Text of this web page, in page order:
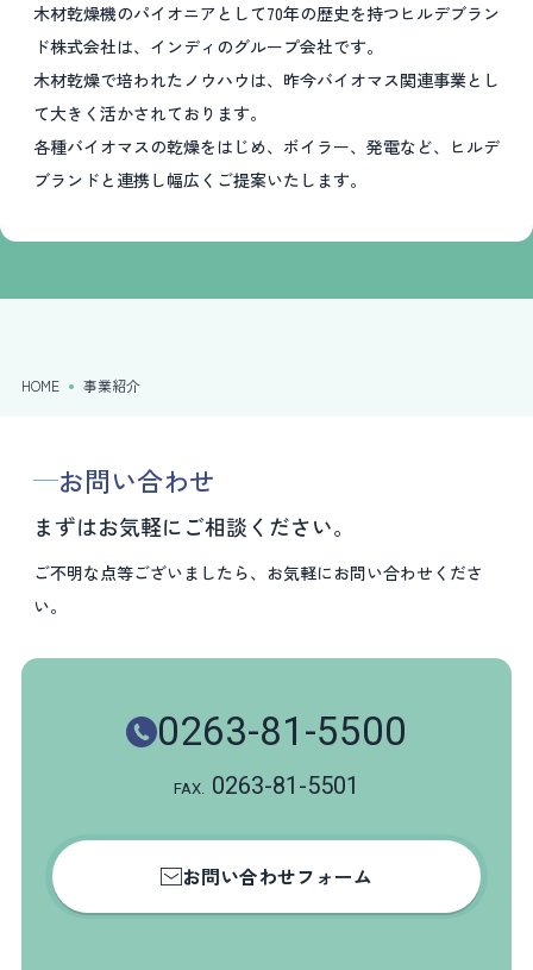
木材乾燥機のパイオニアとして70年の歴史を持つヒルデブラン
ド株式会社は、インディのグループ会社です。
木材乾燥で培われたノウハウは、昨今バイオマス関連事業とし
て大きく活かされております。
各種バイオマスの乾燥をはじめ、ボイラー、発電など、ヒルデ
ブランドと連携し幅広くご提案いたします。
HOME 事業紹介
お問い合わせ
まずはお気軽にご相談ください。
ご不明な点等ございましたら、お気軽にお問い合わせくださ
い。
0263-81-5500
FAX. 0263-81-5501
お問い合わせフォーム